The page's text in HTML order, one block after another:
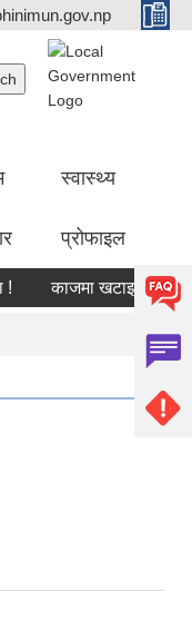
स्वास्थ्य
प्रोफाइल
काजमा खटाइएको सम्बन्धमा